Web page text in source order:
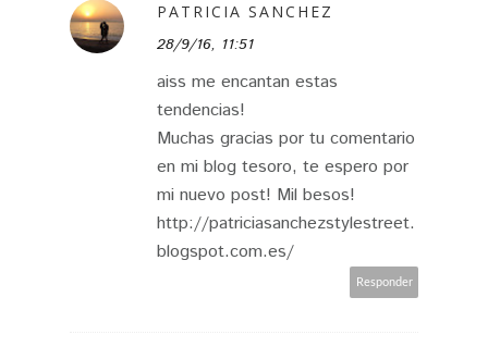
PATRICIA SANCHEZ
28/9/16, 11:51
aiss me encantan estas
tendencias!
Muchas gracias por tu comentario
en mi blog tesoro, te espero por
mi nuevo post! Mil besos!
http://patriciasanchezstylestreet.
blogspot.com.es/
Responder